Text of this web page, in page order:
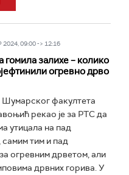
09:00 -> 12:16
гомила залихе – колико
огревно дрво
факултета
рекао је за РТС да
утицала на пад
тим и пад
огревним дрветом, али
дрвних горива. У